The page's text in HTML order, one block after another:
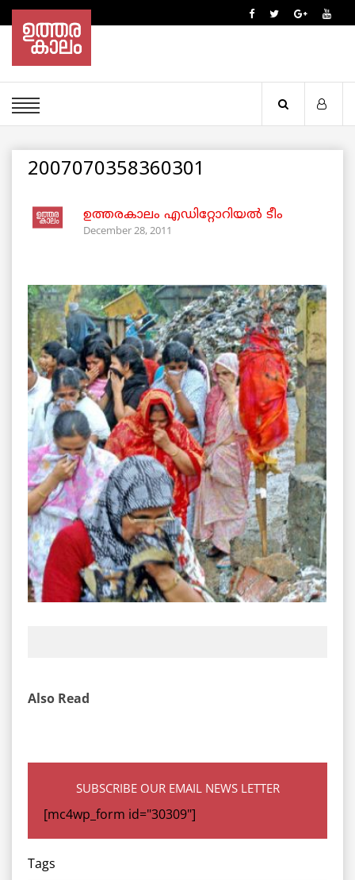
2007070358360301
ഉത്തരകാലം എഡിറ്റോറിയല്‍ ടീം
December 28, 2011
Also Read
SUBSCRIBE OUR EMAIL NEWS LETTER
[mc4wp_form id="30309"]
Tags